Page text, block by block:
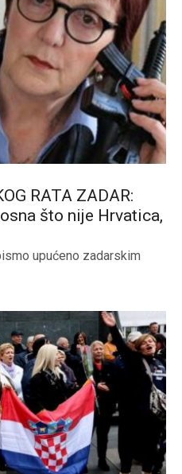
RATA ZADAR:
što nije Hrvatica,
upućeno zadarskim